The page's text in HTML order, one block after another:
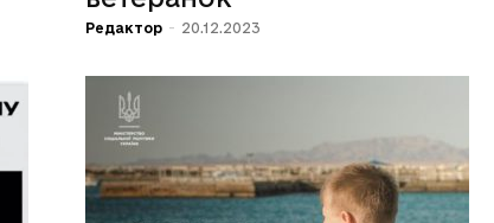
Редактор - 20.12.2023